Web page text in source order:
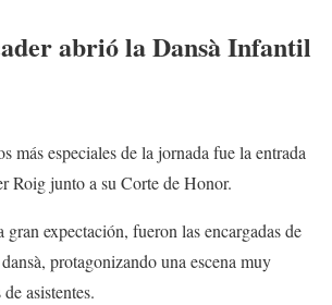
abrió la Dansà Infantil
más especiales de la jornada fue la entrada
Roig junto a su Corte de Honor.
gran expectación, fueron las encargadas de
protagonizando una escena muy
asistentes.